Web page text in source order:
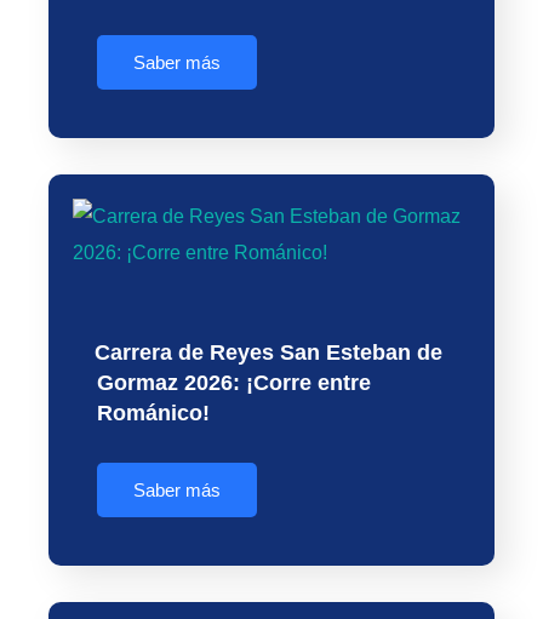
Saber más
Carrera de Reyes San Esteban de
Gormaz 2026: ¡Corre entre
Románico!
Saber más